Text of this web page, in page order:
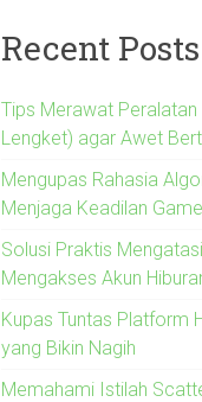
Recent Posts
Tips Merawat
Lengket) agar Awet
Mengupas Rahasia
Menjaga Keadilan
Solusi Praktis
Mengakses Akun
Kupas Tuntas Platform
yang Bikin Nagih
Memahami Istilah